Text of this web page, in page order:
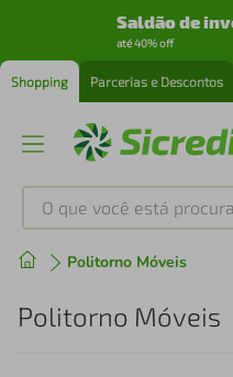
Saldão de
até 40% off
Shopping Parcerias e Descontos
O que você está
Politorno Móveis
Politorno Móveis
Produtos mais buscados
1 º